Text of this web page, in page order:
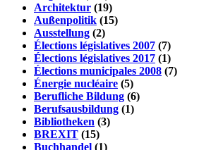
Architektur (19)
Außenpolitik (15)
Ausstellung (2)
Élections législatives 2007 (7)
Élections législatives 2017 (1)
Élections municipales 2008 (7)
Énergie nucléaire (5)
Berufliche Bildung (6)
Berufsausbildung (1)
Bibliotheken (3)
BREXIT (15)
Buchhandel (1)